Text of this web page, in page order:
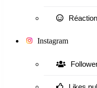
Instagram